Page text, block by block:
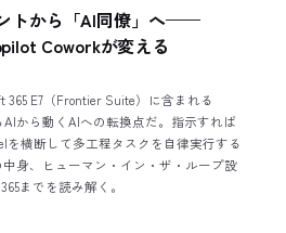
トから「AI同僚」へ——
Coworkが変える
365 E7（Frontier Suite）に含まれる
AIから動くAIへの転換点だ。指示すれば
を横断して多工程タスクを自律実行する
中身、ヒューマン・イン・ザ・ループ設
までを読み解く。